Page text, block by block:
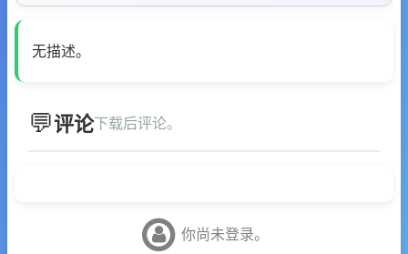
无描述。
评论下载后评论。
你尚未登录。